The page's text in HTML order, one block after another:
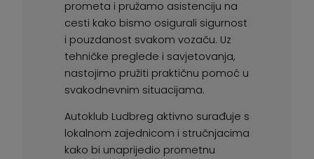
prometa i pružamo asistenciju na
cesti kako bismo osigurali sigurnost
i pouzdanost svakom vozaču. Uz
tehničke preglede i savjetovanja,
nastojimo pružiti praktičnu pomoć u
svakodnevnim situacijama.
Autoklub Ludbreg aktivno surađuje s
lokalnom zajednicom i stručnjacima
kako bi unaprijedio prometnu